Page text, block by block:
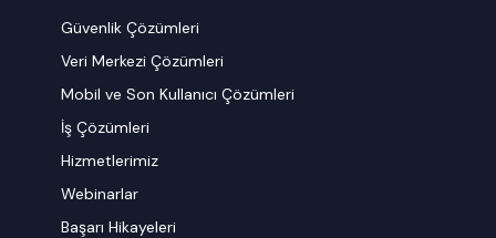
Güvenlik Çözümleri
Veri Merkezi Çözümleri
Mobil ve Son Kullanıcı Çözümleri
İş Çözümleri
Hizmetlerimiz
Webinarlar
Başarı Hikayeleri